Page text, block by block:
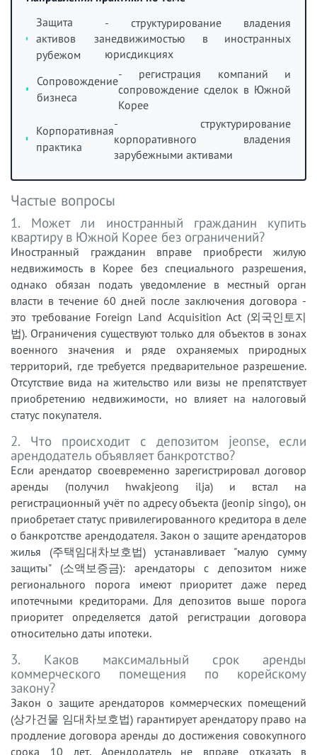
Защита
активов за
рубежом
- структурирование владения
недвижимостью в иностранных
юрисдикциях
Сопровождение
бизнеса
- регистрация компаний и
сопровождение сделок в Южной
Корее
Корпоративная
практика
- структурирование
корпоративного владения
зарубежными активами
Частые вопросы
1. Может ли иностранный гражданин купить
квартиру в Южной Корее без ограничений?
Иностранный гражданин вправе приобрести жилую
недвижимость в Корее без специального разрешения,
однако обязан подать уведомление в местный орган
власти в течение 60 дней после заключения договора -
это требование Foreign Land Acquisition Act (외국인토지
법). Ограничения существуют только для объектов в зонах
военного значения и ряде охраняемых природных
территорий, где требуется предварительное разрешение.
Отсутствие вида на жительство или визы не препятствует
приобретению недвижимости, но влияет на налоговый
статус покупателя.
2. Что происходит с депозитом jeonse, если
арендодатель объявляет банкротство?
Если арендатор своевременно зарегистрировал договор
аренды (получил hwakjeong ilja) и встал на
регистрационный учёт по адресу объекта (jeonip singo), он
приобретает статус привилегированного кредитора в деле
о банкротстве арендодателя. Закон о защите арендаторов
жилья (주택임대차보호법) устанавливает "малую сумму
защиты" (소액보증금): арендаторы с депозитом ниже
регионального порога имеют приоритет даже перед
ипотечными кредиторами. Для депозитов выше порога
приоритет определяется датой регистрации договора
относительно даты ипотеки.
3. Каков максимальный срок аренды
коммерческого помещения по корейскому
закону?
Закон о защите арендаторов коммерческих помещений
(상가건물 임대차보호법) гарантирует арендатору право на
продление договора аренды до достижения совокупного
срока 10 лет. Арендодатель не вправе отказать в